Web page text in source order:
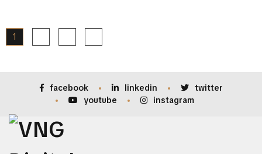
1
facebook linkedin
twitter
youtube
instagram